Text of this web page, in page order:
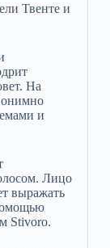
Твенте и
На
и
Лицо
выражать
Stivoro.